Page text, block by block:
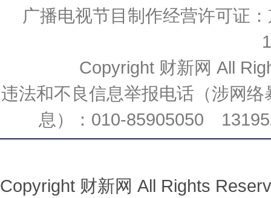
广播电视节目制作经营许可证
Copyright 财新网 All
违法和不良信息举报电话（涉网
息）：010-85905050
Copyright 财新网 All Rights